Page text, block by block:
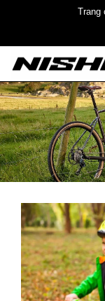
Trang
Nishiki
– Xe
Đạp
Nhật
Bản –
Since